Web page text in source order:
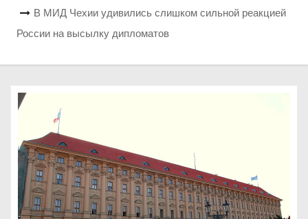
В МИД Чехии удивились слишком сильной реакцией
России на высылку дипломатов